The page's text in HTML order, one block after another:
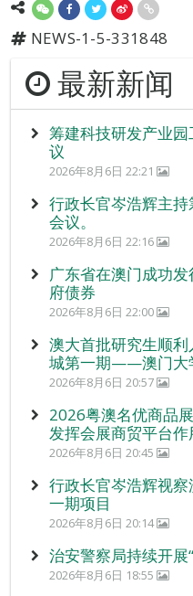
NEWS-1-5-331848
最新新闻
筹建科技研发产业
议
2026年8月6日 22:21
行政长官岑浩辉主
会议。
2026年8月6日 22:16
广东省在澳门成功
府债券
2026年8月6日 22:00
澳大首批研究生顺利
城第一期——澳门大
2026年8月6日 20:57
2026粤澳名优商品
发挥会展商贸平台作
2026年8月6日 20:45
行政长官岑浩辉视
一期项目
2026年8月6日 20:14
治安警察局持续开展
2026年8月6日 18:55